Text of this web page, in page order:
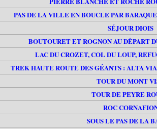
PAS DE LA VILLE EN BOUCLE PAR
SÉJOUR DIOIS
BOUTOURET ET ROGNON AU DÉPART
LAC DU CROZET, COL DU LOUP,
TREK HAUTE ROUTE DES GÉANTS : ALTA
TOUR DU MONT
TOUR DE PEYRE
ROC
SOUS LE PAS DE LA